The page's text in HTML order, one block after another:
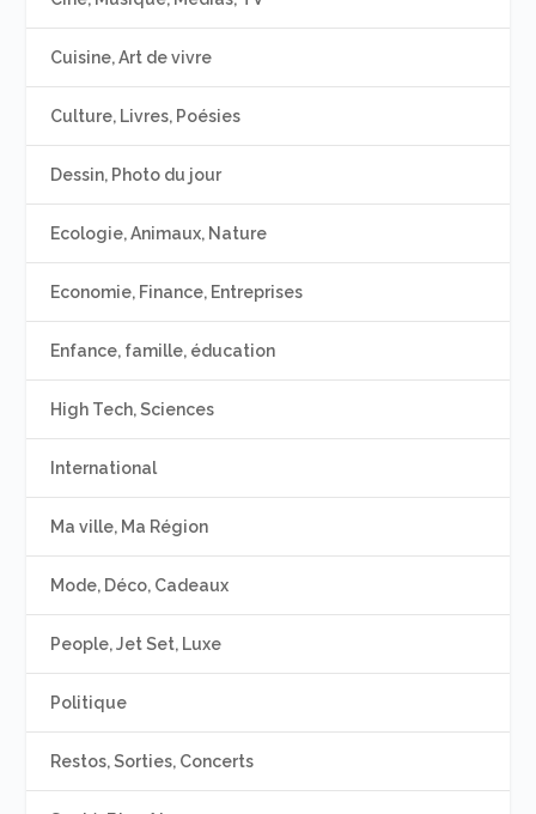
Cuisine, Art de vivre
Culture, Livres, Poésies
Dessin, Photo du jour
Ecologie, Animaux, Nature
Economie, Finance, Entreprises
Enfance, famille, éducation
High Tech, Sciences
International
Ma ville, Ma Région
Mode, Déco, Cadeaux
People, Jet Set, Luxe
Politique
Restos, Sorties, Concerts